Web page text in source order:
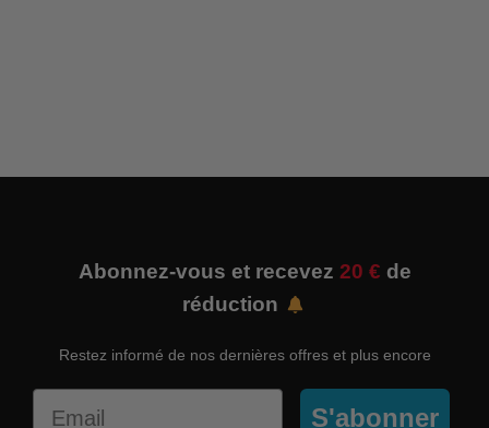
Abonnez-vous et recevez 20 € de
réduction
Restez informé de nos dernières offres et plus encore
S'abonner